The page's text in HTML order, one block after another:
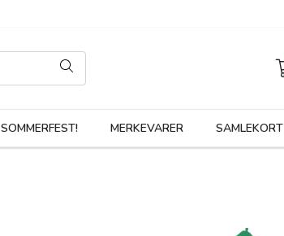
SOMMERFEST! MERKEVARER SAMLEKORT